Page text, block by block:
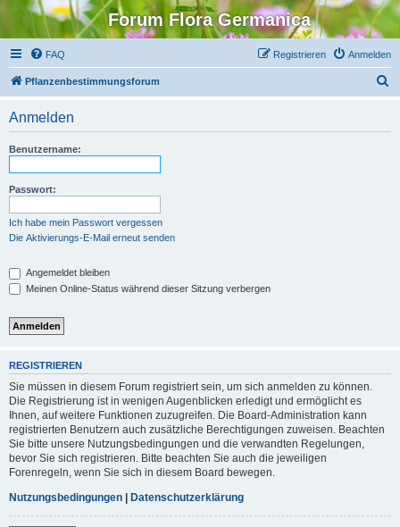
Forum Flora Germanica
FAQ Anmelden
Registrieren
Pflanzenbestimmungsforum
Anmelden
Benutzername:
Passwort:
Ich habe mein Passwort vergessen
Die Aktivierungs-E-Mail erneut senden
Angemeldet bleiben
Meinen Online-Status während dieser Sitzung verbergen
REGISTRIEREN
Sie müssen in diesem Forum registriert sein, um sich anmelden zu können.
Die Registrierung ist in wenigen Augenblicken erledigt und ermöglicht es
Ihnen, auf weitere Funktionen zuzugreifen. Die Board-Administration kann
registrierten Benutzern auch zusätzliche Berechtigungen zuweisen. Beachten
Sie bitte unsere Nutzungsbedingungen und die verwandten Regelungen,
bevor Sie sich registrieren. Bitte beachten Sie auch die jeweiligen
Forenregeln, wenn Sie sich in diesem Board bewegen.
Nutzungsbedingungen | Datenschutzerklärung